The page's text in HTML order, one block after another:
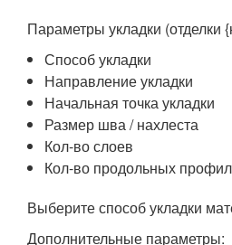
Параметры укладки (отделки
Способ укладки
Направление укладки
Начальная точка укладки
Размер шва / нахлеста
Кол-во слоев
Кол-во продольных
Выберите способ укладки
Дополнительные параметры: